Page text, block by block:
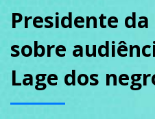
SOBRE
Presidente
sobre
Lage dos